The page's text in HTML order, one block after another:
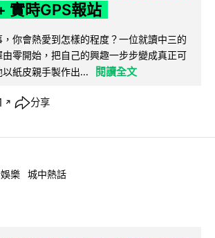
實時GPS報站
你會熱愛到怎樣的程度？一位就讀中三的
零開始，把自己的興趣一步步變成真正可
紙皮親手製作出...
閱讀全文
↗ 分享
樂 城中熱話